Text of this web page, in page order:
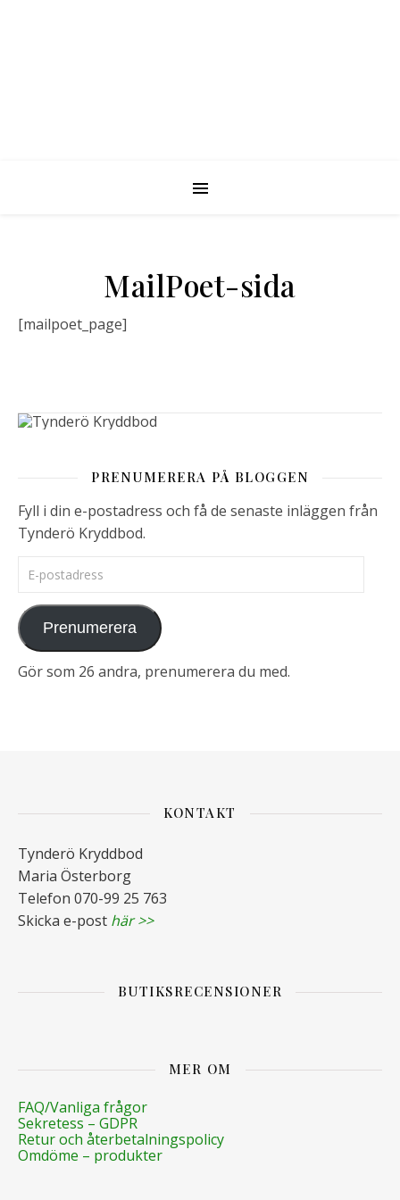
MailPoet-sida
[mailpoet_page]
PRENUMERERA PÅ BLOGGEN
Fyll i din e-postadress och få de senaste inläggen från
Tynderö Kryddbod.
E-postadress
Prenumerera
Gör som 26 andra, prenumerera du med.
KONTAKT
Tynderö Kryddbod
Maria Österborg
Telefon 070-99 25 763
Skicka e-post här >>
BUTIKSRECENSIONER
MER OM
FAQ/Vanliga frågor
Sekretess – GDPR
Retur och återbetalningspolicy
Omdöme – produkter